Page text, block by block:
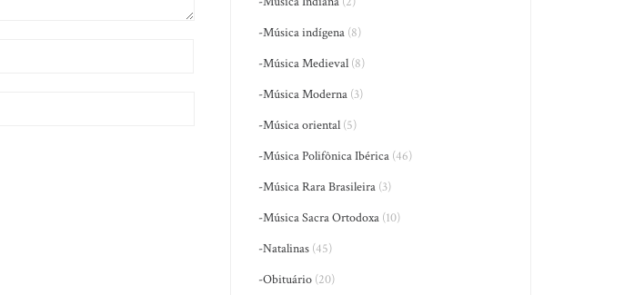
-Música indígena (8)
-Música Medieval (8)
-Música Moderna (3)
-Música oriental (5)
-Música Polifônica Ibérica (46)
-Música Rara Brasileira (3)
-Música Sacra Ortodoxa (10)
-Natalinas (45)
-Obituário (20)